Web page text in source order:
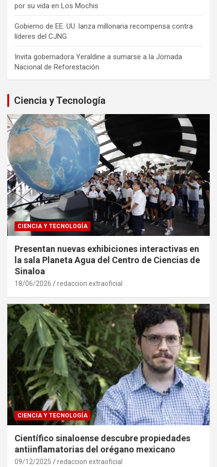
por su vida en Los Mochis
Gobierno de EE. UU. lanza millonaria recompensa contra
líderes del CJNG
Invita gobernadora Yeraldine a sumarse a la Jornada
Nacional de Reforestación
Ciencia y Tecnología
CIENCIA Y TECNOLOGÍA
Presentan nuevas exhibiciones interactivas en
la sala Planeta Agua del Centro de Ciencias de
Sinaloa
18/06/2026 redaccion extraoficial
CIENCIA Y TECNOLOGÍA
Científico sinaloense descubre propiedades
antiinflamatorias del orégano mexicano
09/12/2025 redaccion extraoficial